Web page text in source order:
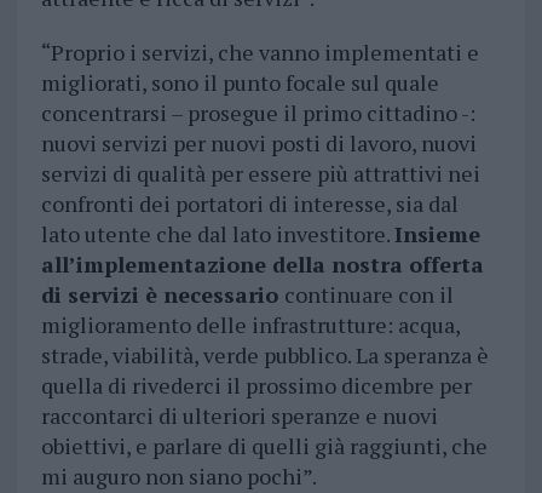
“Proprio i servizi, che vanno implementati e
migliorati, sono il punto focale sul quale
concentrarsi – prosegue il primo cittadino -:
nuovi servizi per nuovi posti di lavoro, nuovi
servizi di qualità per essere più attrattivi nei
confronti dei portatori di interesse, sia dal
lato utente che dal lato investitore. Insieme
all’implementazione della nostra offerta
di servizi è necessario continuare con il
miglioramento delle infrastrutture: acqua,
strade, viabilità, verde pubblico. La speranza è
quella di rivederci il prossimo dicembre per
raccontarci di ulteriori speranze e nuovi
obiettivi, e parlare di quelli già raggiunti, che
mi auguro non siano pochi”.